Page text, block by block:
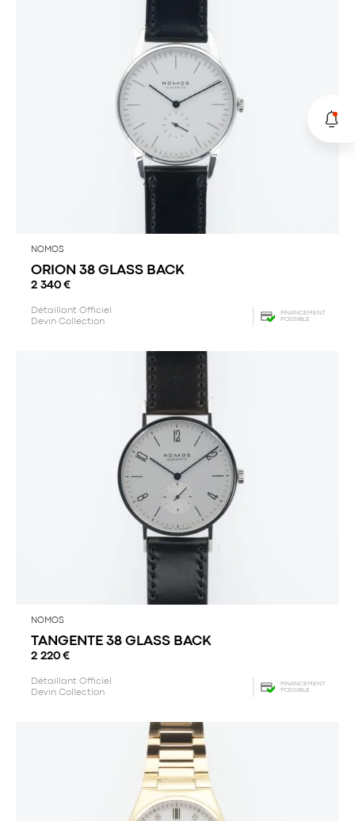
NOMOS
ORION 38 GLASS BACK
2 340 €
Détaillant Officiel
Devin Collection
FINANCEMENT
POSSIBLE
NOMOS
TANGENTE 38 GLASS BACK
2 220 €
Détaillant Officiel
Devin Collection
FINANCEMENT
POSSIBLE